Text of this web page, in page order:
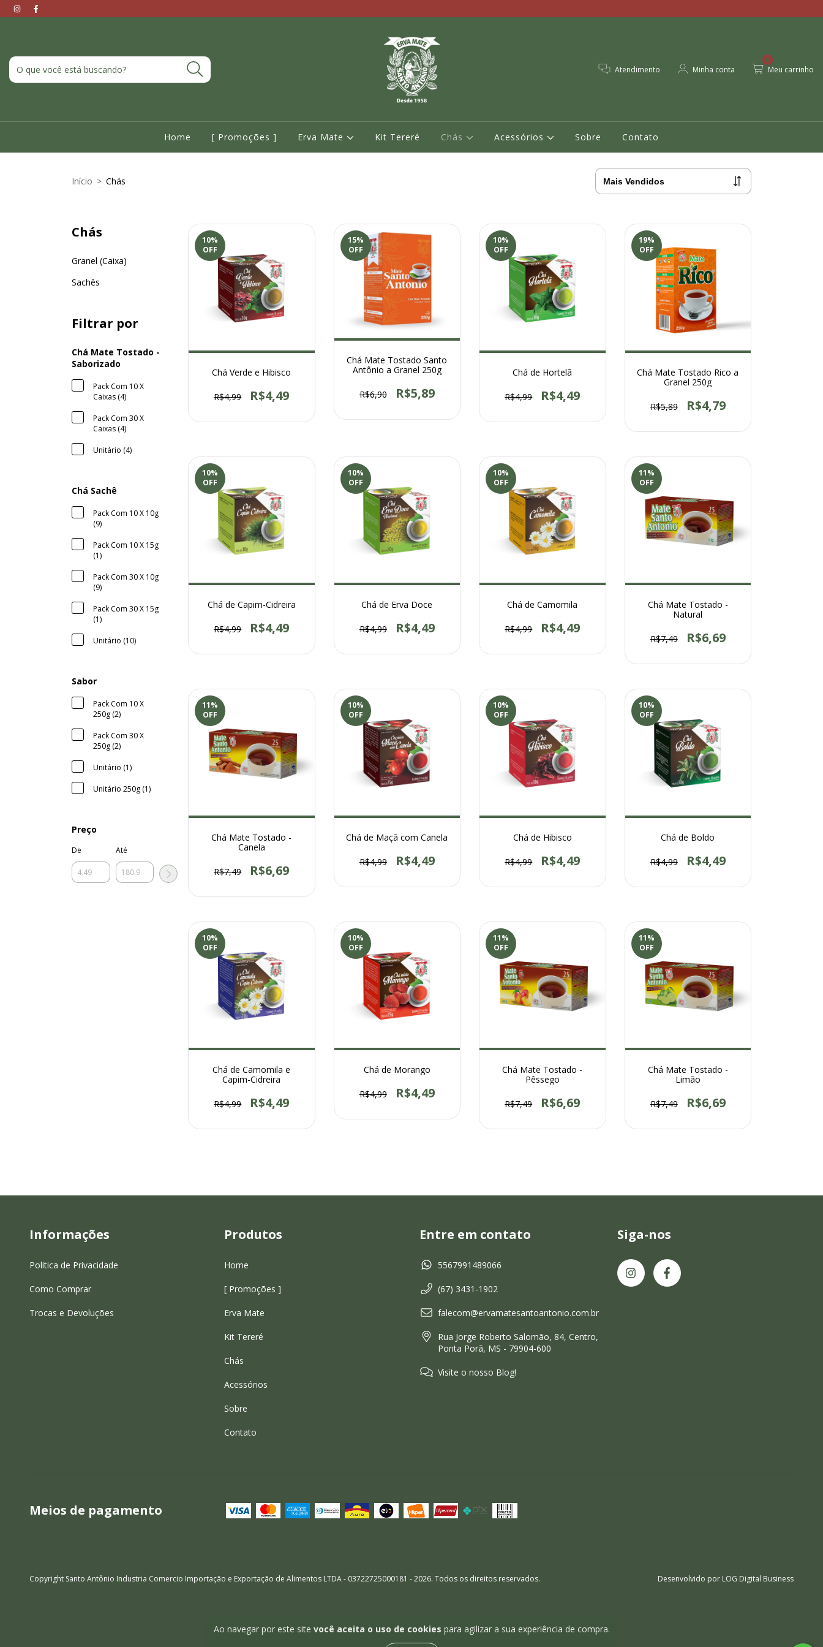
Atendimento Minha conta Meu carrinho
0
Home [ Promoções ] Erva Mate Kit Tereré Chás Acessórios Sobre Contato
Ao navegar por este site você aceita o uso de cookies para agilizar a sua experiência de compra.
Início > Chás
Chás
Granel (Caixa)
Sachês
Filtrar por
Chá Mate Tostado -
Saborizado
Pack Com 10 X
Caixas (4)
Pack Com 30 X
Caixas (4)
Unitário (4)
Chá Sachê
Pack Com 10 X 10g
(9)
Pack Com 10 X 15g
(1)
Pack Com 30 X 10g
(9)
Pack Com 30 X 15g
(1)
Unitário (10)
Sabor
Pack Com 10 X
250g (2)
Pack Com 30 X
250g (2)
Unitário (1)
Unitário 250g (1)
Preço
De Até
10%
OFF
Chá Verde e Hibisco
R$4,99 R$4,49
15%
OFF
Chá Mate Tostado Santo
Antônio a Granel 250g
R$6,90 R$5,89
10%
OFF
Chá de Hortelã
R$4,99 R$4,49
19%
OFF
Chá Mate Tostado Rico a
Granel 250g
R$5,89 R$4,79
10%
OFF
Chá de Capim-Cidreira
R$4,99 R$4,49
10%
OFF
Chá de Erva Doce
R$4,99 R$4,49
10%
OFF
Chá de Camomila
R$4,99 R$4,49
11%
OFF
Chá Mate Tostado -
Natural
R$7,49 R$6,69
11%
OFF
Chá Mate Tostado -
Canela
R$7,49 R$6,69
10%
OFF
Chá de Maçã com Canela
R$4,99 R$4,49
10%
OFF
Chá de Hibisco
R$4,99 R$4,49
10%
OFF
Chá de Boldo
R$4,99 R$4,49
10%
OFF
Chá de Camomila e
Capim-Cidreira
R$4,99 R$4,49
10%
OFF
Chá de Morango
R$4,99 R$4,49
11%
OFF
Chá Mate Tostado -
Pêssego
R$7,49 R$6,69
11%
OFF
Chá Mate Tostado -
Limão
R$7,49 R$6,69
Informações
Politica de Privacidade
Como Comprar
Trocas e Devoluções
Produtos
Home
[ Promoções ]
Erva Mate
Kit Tereré
Chás
Acessórios
Sobre
Contato
Entre em contato
5567991489066
(67) 3431-1902
falecom@ervamatesantoantonio.com.br
Rua Jorge Roberto Salomão, 84, Centro,
Ponta Porã, MS - 79904-600
Visite o nosso Blog!
Siga-nos
Meios de pagamento
Copyright Santo Antônio Industria Comercio Importação e Exportação de Alimentos LTDA - 03722725000181 - 2026. Todos os direitos reservados.